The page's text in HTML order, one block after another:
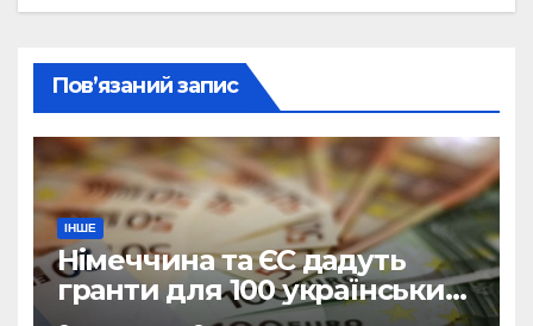
Пов’язаний запис
ІНШЕ
Німеччина та ЄС дадуть
гранти для 100 українських